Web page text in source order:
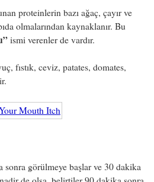
proteinlerin bazı ağaç, çayır ve
olmalarından kaynaklanır. Bu
ismi verenler de vardır.
fıstık, ceviz, patates, domates,
görülmeye başlar ve 30 dakika